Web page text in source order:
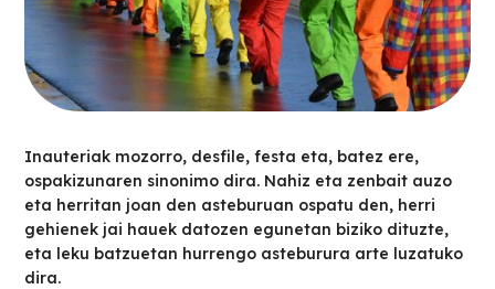
Inauteriak mozorro, desfile, festa eta, batez ere,
ospakizunaren sinonimo dira. Nahiz eta zenbait auzo
eta herritan joan den asteburuan ospatu den, herri
gehienek jai hauek datozen egunetan biziko dituzte,
eta leku batzuetan hurrengo asteburura arte luzatuko
dira.